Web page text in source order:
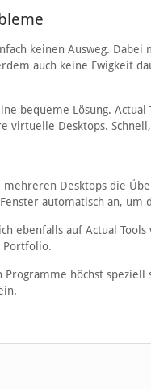
keinen Ausweg.
auch keine Ewigkeit
bequeme Lösung.
virtuelle Desktops.
Desktops die
automatisch an, um
ebenfalls auf Actual
Portfolio.
höchst